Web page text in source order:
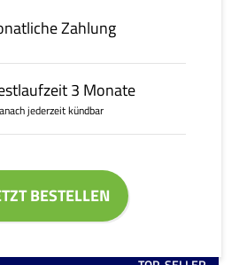
Zahlung
3 Monate
jederzeit kündbar
BESTELLEN